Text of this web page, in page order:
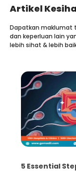
Artikel
Dapatkan maklumat
dan keperluan lain
lebih sihat & lebih
5 Essential